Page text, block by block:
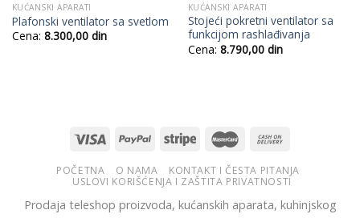
KUĆANSKI APARATI
Plafonski ventilator sa svetlom
Cena: 8.300,00din
KUĆANSKI APARATI
Stojeći pokretni ventilator sa
funkcijom rashlađivanja
Cena: 8.790,00din
POČETNA O NAMA
KONTAKT I ČESTA PITANJA
USLOVI KORIŠĆENJA I ZAŠTITA PRIVATNOSTI
Prodaja teleshop proizvoda, kućanskih aparata, kuhinjskog